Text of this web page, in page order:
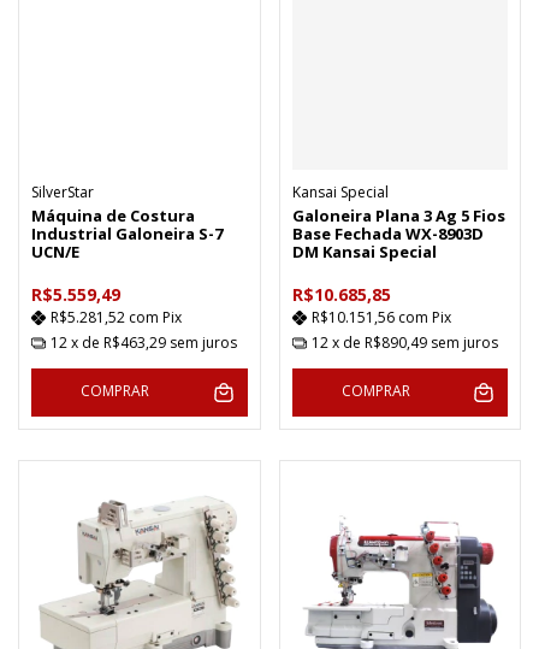
SilverStar
Máquina de Costura
Industrial Galoneira S-7
UCN/E
R$5.559,49
R$5.281,52 com Pix
12x de R$463,29 sem juros
COMPRAR
Kansai Special
Galoneira Plana 3 Ag 5 Fios
Base Fechada WX-8903D
DM Kansai Special
R$10.685,85
R$10.151,56 com Pix
12 x de R$890,49 sem juros
COMPRAR